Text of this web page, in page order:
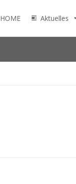
HOME Aktuelles